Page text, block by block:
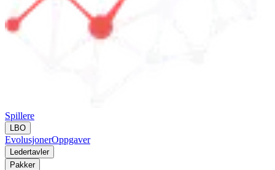
Spillere
LBO
EvolusjonerOppgaver
Ledertavler
Pakker